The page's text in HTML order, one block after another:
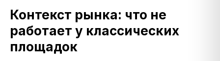
Контекст рынка: что не
работает у классических
площадок